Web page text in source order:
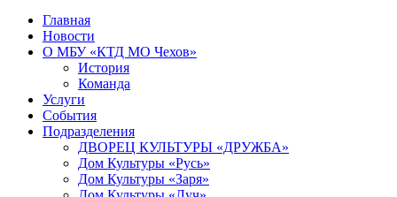
Главная
Новости
О МБУ «КТД МО Чехов»
История
Команда
Услуги
События
Подразделения
ДВОРЕЦ КУЛЬТУРЫ «ДРУЖБА»
Дом Культуры «Русь»
Дом Культуры «Заря»